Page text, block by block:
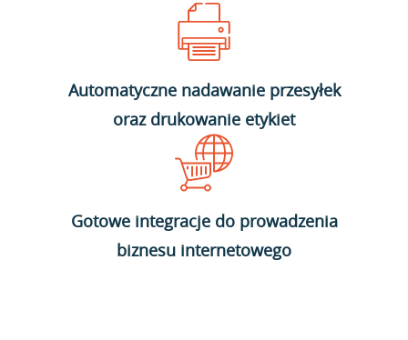
Automatyczne nadawanie przesyłek
oraz drukowanie etykiet
Gotowe integracje do prowadzenia
biznesu internetowego